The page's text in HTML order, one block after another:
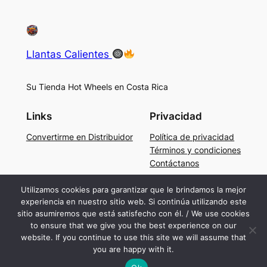
Llantas Calientes
Su Tienda Hot Wheels en Costa Rica
Links
Convertirme en Distribuidor
Privacidad
Política de privacidad
Términos y condiciones
Contáctanos
Social
Facebook
Instagram
TikTok
Utilizamos cookies para garantizar que le brindamos la mejor
experiencia en nuestro sitio web. Si continúa utilizando este
sitio asumiremos que está satisfecho con él. / We use cookies
to ensure that we give you the best experience on our
website. If you continue to use this site we will assume that
you are happy with it.